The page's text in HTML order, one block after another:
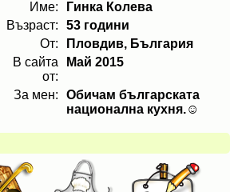
Име:
Гинка Колева
Възраст:
53 години
От:
Пловдив, България
В сайта
от:
Май 2015
За мен:
Обичам българската
национална кухня.☺